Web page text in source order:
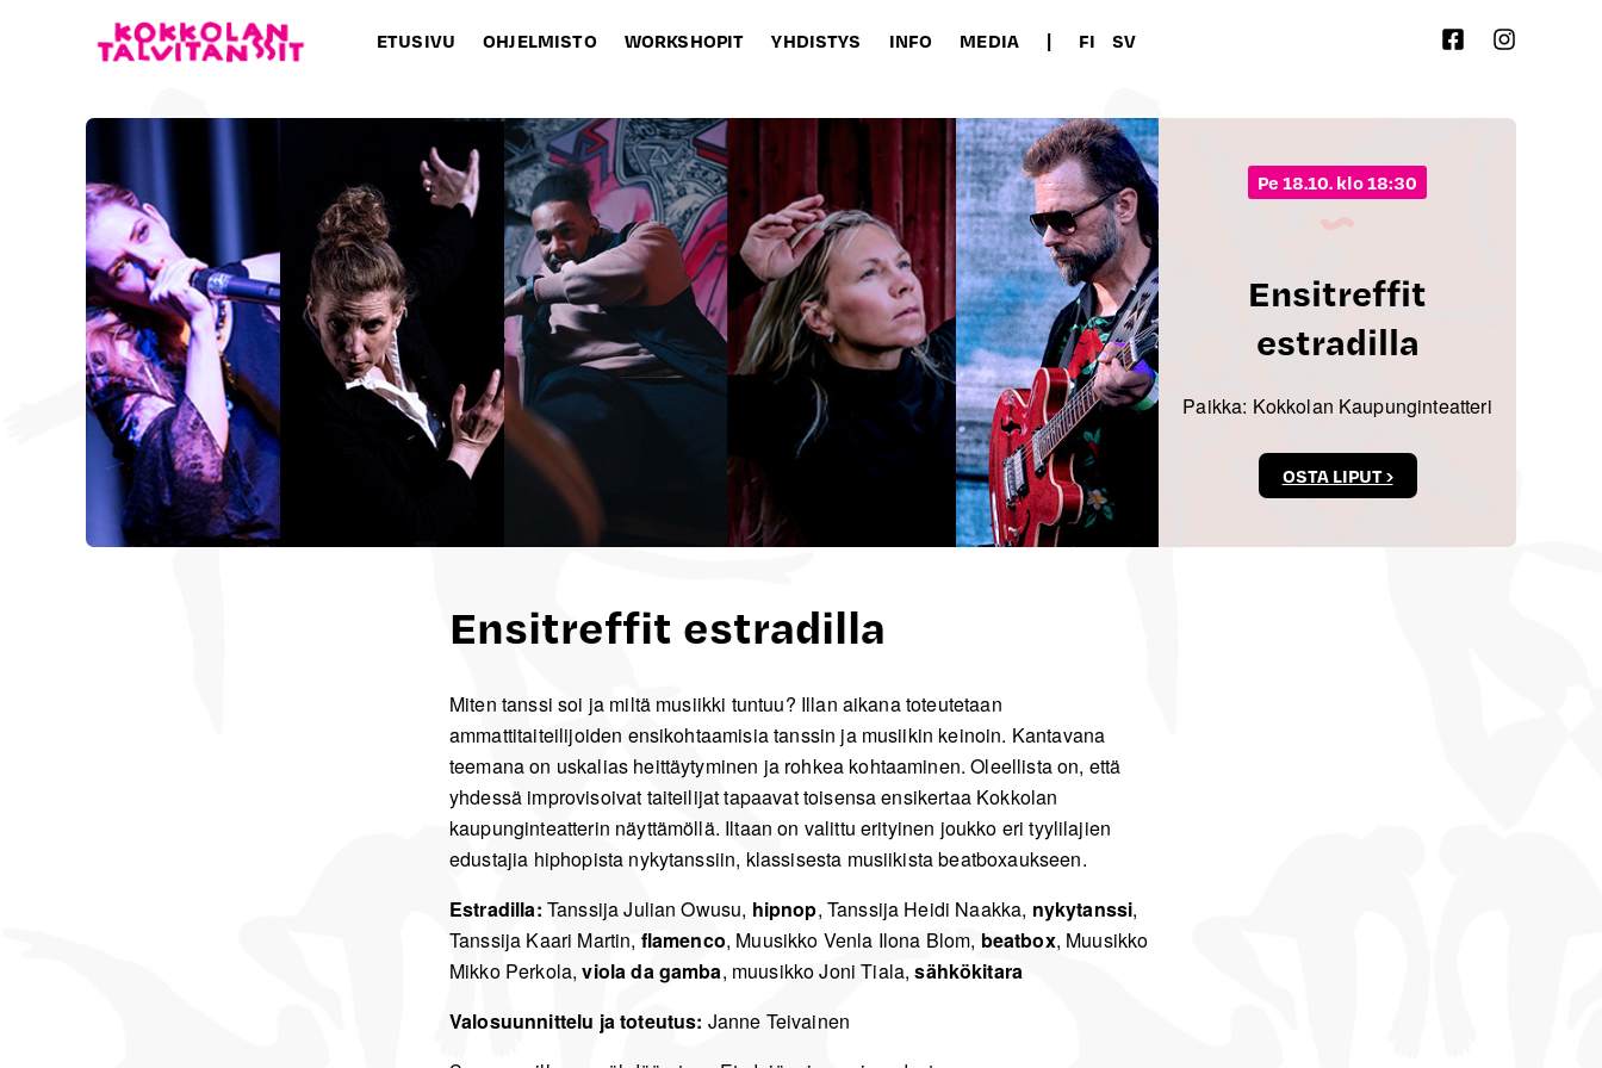
ETUSIVU OHJELMISTO WORKSHOPIT YHDISTYS INFO MEDIA | FI SV
pe 18.10. klo 18:30
Ensitreffit
estradilla
Paikka: Kokkolan Kaupunginteatteri
OSTA LIPUT ›
Ensitreffit estradilla
Miten tanssi soi ja miltä musiikki tuntuu? Illan aikana toteutetaan
ammattitaiteilijoiden ensikohtaamisia tanssin ja musiikin keinoin. Kantavana
teemana on uskalias heittäytyminen ja rohkea kohtaaminen. Oleellista on, että
yhdessä improvisoivat taiteilijat tapaavat toisensa ensikertaa Kokkolan
kaupunginteatterin näyttämöllä. Iltaan on valittu erityinen joukko eri tyylilajien
edustajia hiphopista nykytanssiin, klassisesta musiikista beatboxaukseen.
Estradilla: Tanssija Julian Owusu, hipnop, Tanssija Heidi Naakka, nykytanssi,
Tanssija Kaari Martin, flamenco, Muusikko Venla Ilona Blom, beatbox, Muusikko
Mikko Perkola,viola da gamba, muusikko Joni Tiala,sähkökitara
Valosuunnittelu ja toteutus: Janne Teivainen